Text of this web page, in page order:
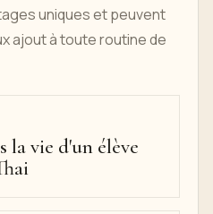
uniques et peuvent
ajout à toute routine de
la vie d'un élève